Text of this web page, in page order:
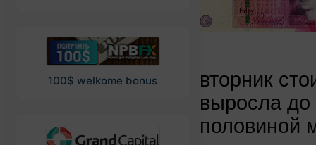
100$ welkome bonus
вторник
выросла
половиной